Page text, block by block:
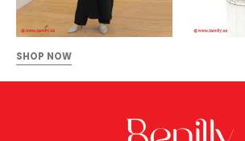
SHOP NOW